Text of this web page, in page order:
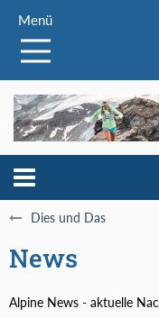
Menü
Dies und Das
News
Alpine News - aktuelle